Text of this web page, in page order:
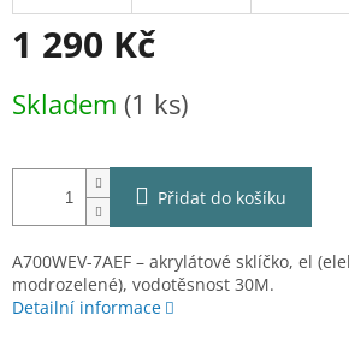
1 290 Kč
cena:
Skladem (1 ks)
Přidat do košíku
A700WEV-7AEF – akrylátové sklíčko, el
modrozelené), vodotěsnost 30M.
Detailní informace